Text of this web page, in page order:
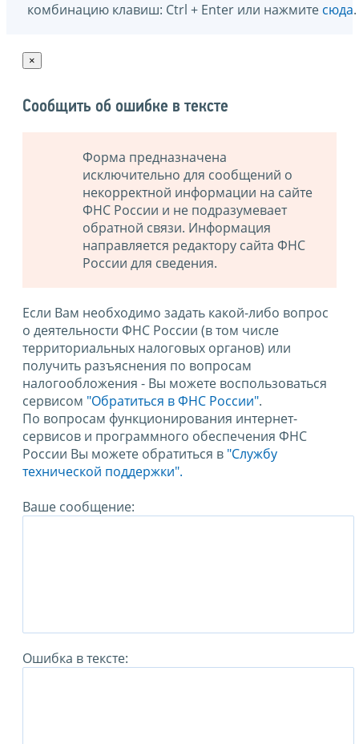
комбинацию клавиш: Ctrl + Enter или нажмите сюда.
×
Сообщить об ошибке в тексте
Форма предназначена
исключительно для сообщений о
некорректной информации на сайте
ФНС России и не подразумевает
обратной связи. Информация
направляется редактору сайта ФНС
России для сведения.
Если Вам необходимо задать какой-либо вопрос
о деятельности ФНС России (в том числе
территориальных налоговых органов) или
получить разъяснения по вопросам
налогообложения - Вы можете воспользоваться
сервисом "Обратиться в ФНС России".
По вопросам функционирования интернет-
сервисов и программного обеспечения ФНС
России Вы можете обратиться в "Службу
технической поддержки".
Ваше сообщение:
Ошибка в тексте: